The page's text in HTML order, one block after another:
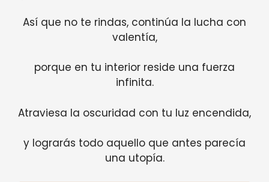
Así que no te rindas, continúa la lucha con
valentía,
porque en tu interior reside una fuerza
infinita.
Atraviesa la oscuridad con tu luz encendida,
y lograrás todo aquello que antes parecía
una utopía.